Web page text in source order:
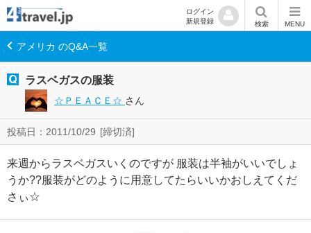
ログイン
新規登録
検索 MENU
アメリカ のQ&A一覧
ラスベガスの服装
☆ＰＥＡＣＥ☆ さん
投稿日：2011/10/29 [締切済]
来週からラスベガスいくのですが 服装は半袖がいいでしょ
うか??服装がどのように用意してたらいいかおしえてくだ
さぃ☆